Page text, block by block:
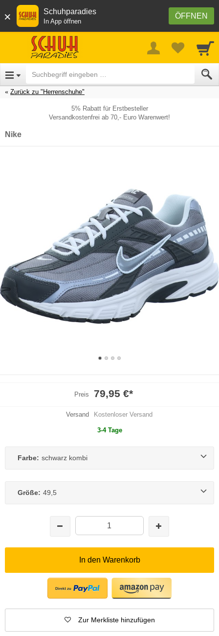
× ÖFFNEN
Schuhparadies
In App öffnen
Zurück zu "Herrenschuhe"
5% Rabatt für Erstbesteller
Versandkostenfrei ab 70,- Euro Warenwert!
Nike
Preis 79,95 €*
Versand Kostenloser Versand
3-4 Tage
Farbe: schwarz kombi
Größe: 49,5
In den Warenkorb
Zur Merkliste hinzufügen